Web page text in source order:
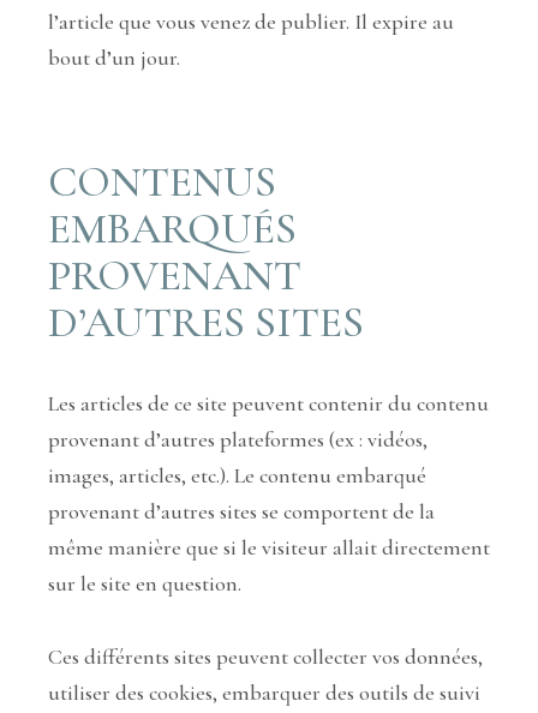
l’article que vous venez de publier. Il expire au
bout d’un jour.
CONTENUS
EMBARQUÉS
PROVENANT
D’AUTRES SITES
Les articles de ce site peuvent contenir du contenu
provenant d’autres plateformes (ex : vidéos,
images, articles, etc.). Le contenu embarqué
provenant d’autres sites se comportent de la
même manière que si le visiteur allait directement
sur le site en question.
Ces différents sites peuvent collecter vos données,
utiliser des cookies, embarquer des outils de suivi